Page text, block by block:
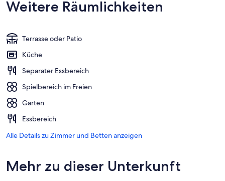
Weitere Räumlichkeiten
Terrasse oder Patio
Küche
Separater Essbereich
Spielbereich im Freien
Garten
Essbereich
Alle Details zu Zimmer und Betten anzeigen
Mehr zu dieser Unterkunft